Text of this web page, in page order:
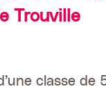
Trouville
classe de